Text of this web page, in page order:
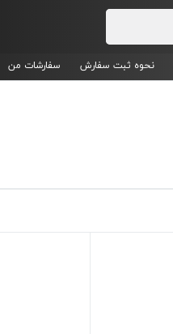
نحوه ثبت سفارش سفارشات من